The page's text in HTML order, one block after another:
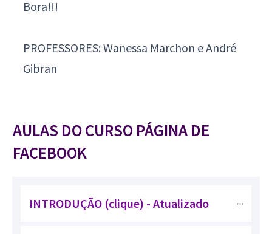
Bora!!!
PROFESSORES: Wanessa Marchon e André
Gibran
AULAS DO CURSO PÁGINA DE
FACEBOOK
INTRODUÇÃO (clique) - Atualizado